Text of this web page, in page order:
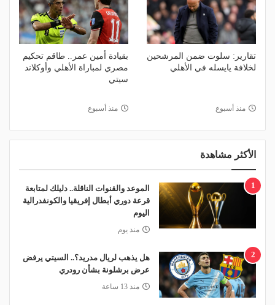
تقارير: سلوت ضمن المرشحين
لخلافة يايسله في الأهلي
منذ أسبوع
بقيادة أمين عمر.. طاقم تحكيم
مصري لمباراة الأهلي وأوكلاند
سيتي
منذ أسبوع
الأكثر مشاهدة
1
الموعد والقنوات الناقلة.. دليلك لمتابعة
قرعة دوري أبطال إفريقيا والكونفدرالية
اليوم
منذ يوم
2
هل يذهب لريال مدريد؟.. السيتي يرفض
عرض برشلونة بشأن رودري
منذ 13 ساعة